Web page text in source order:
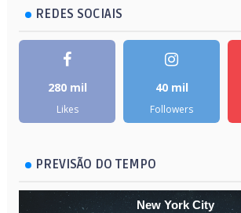
REDES SOCIAIS
280 mil
Likes
40 mil
Followers
PREVISÃO DO TEMPO
New York City